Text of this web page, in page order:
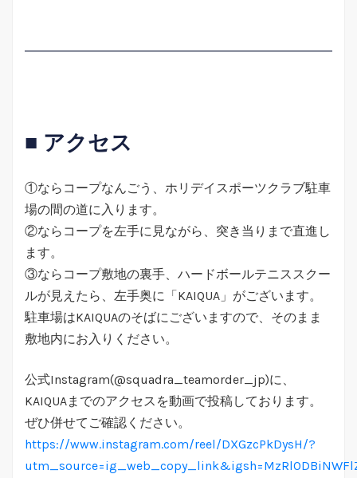
■ アクセス
①ならコープなんごう、ホリデイスポーツクラブ駐車
場の間の道に入ります。
②ならコープを左手に見ながら、突き当りまで直進し
ます。
③ならコープ敷地の裏手、ハードボールテニススクー
ルが見えたら、左手奥に「KAIQUA」がございます。
駐車場はKAIQUAのそばにございますので、そのまま
敷地内にお入りください。
公式Instagram(@squadra_teamorder_jp)に、
KAIQUAまでのアクセスを動画で投稿しております。
ぜひ併せてご確認ください。
https://www.instagram.com/reel/DXGzcPkDysH/?